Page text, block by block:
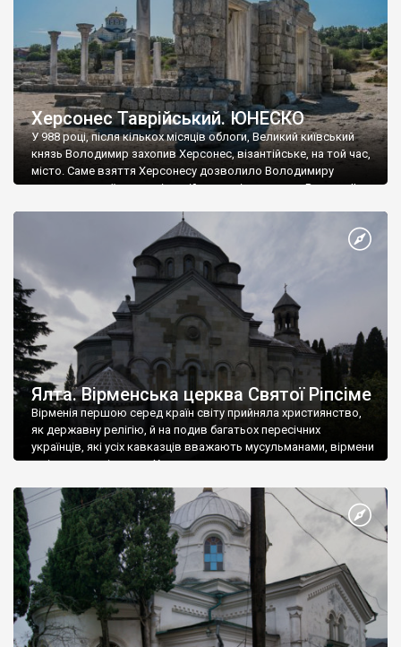
Херсонес Таврійський. ЮНЕСКО
У 988 році, після кількох місяців облоги, Великий київський
князь Володимир захопив Херсонес, візантійське, на той час,
місто. Саме взяття Херсонесу дозволило Володимиру
диктувати свої умови візантійському імператору Василю ІІ, та
Херсонесі Володимир-язичник, став Василем-християнином.
А потім було Хрещення Русі. На честь Херсонесу Таврійського
Ялта. Вірменська церква Святої Ріпсіме
Вірменія першою серед країн світу прийняла християнство,
як державну релігію, й на подив багатьох пересічних
українців, які усіх кавказців вважають мусульманами, вірмени
є відданими вірянами Христа